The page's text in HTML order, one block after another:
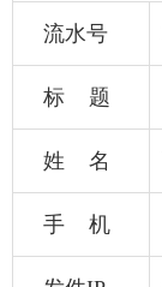
流水号
标 题
姓 名
手 机